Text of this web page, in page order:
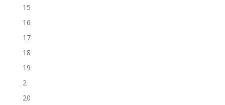
15
16
17
18
19
2
20